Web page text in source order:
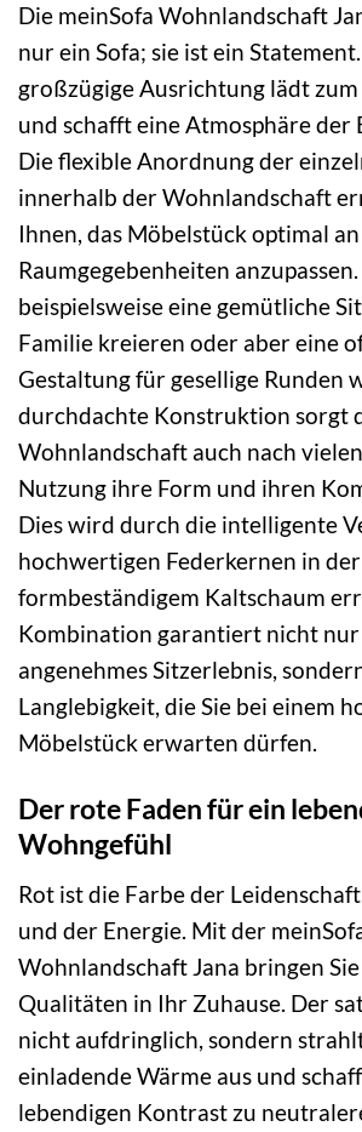
Die meinSofa Wohnlandschaft
nur ein Sofa; sie ist ein
großzügige Ausrichtung lädt
und schafft eine Atmosphäre der
Die flexible Anordnung der
innerhalb der Wohnlandschaft
Ihnen, das Möbelstück optimal
Raumgegebenheiten
beispielsweise eine gemütliche
Familie kreieren oder aber eine
Gestaltung für gesellige Runden
durchdachte Konstruktion sorgt
Wohnlandschaft auch nach
Nutzung ihre Form und ihren
Dies wird durch die intelligente
hochwertigen Federkernen in
formbeständigem Kaltschaum
Kombination garantiert nicht nur
angenehmes Sitzerlebnis,
Langlebigkeit, die Sie bei einem
Möbelstück erwarten dürfen.
Der rote Faden für ein
Wohngefühl
Rot ist die Farbe der
und der Energie. Mit der
Wohnlandschaft Jana bringen
Qualitäten in Ihr Zuhause. Der
nicht aufdringlich, sondern
einladende Wärme aus und
lebendigen Kontrast zu